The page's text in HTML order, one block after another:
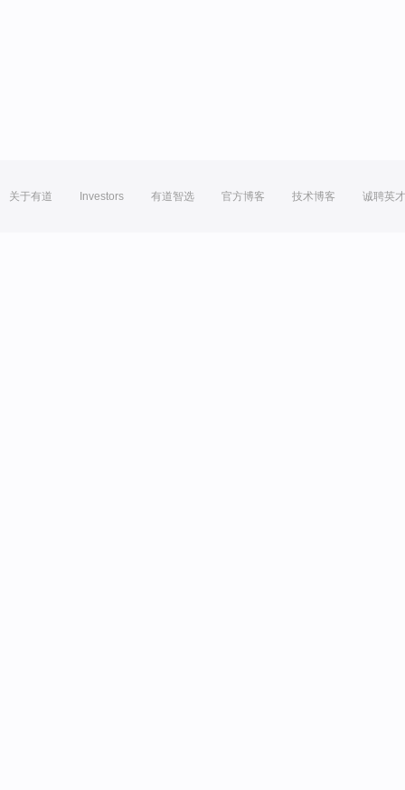
关于有道 Investors 有道智选 官方博客 技术博客 诚聘英才